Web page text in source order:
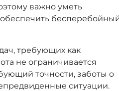
важно уметь
требующих как
не ограничивается
точности, заботы о
ситуации.